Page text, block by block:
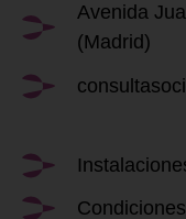
Avenida
(Madrid)